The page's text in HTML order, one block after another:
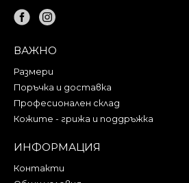
ВАЖНО
Размери
Поръчка и доставка
Професионален склад
Кожите - грижа и поддръжка
ИНФОРМАЦИЯ
Контакти